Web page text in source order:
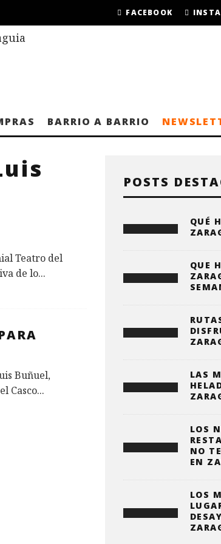
FACEBOOK
BARRIO A BARRIO
Teatro del
de lo...
Buñuel,
Casco...
POSTS
QUÉ
QUE
LAS
LOS
NO
EN
LOS